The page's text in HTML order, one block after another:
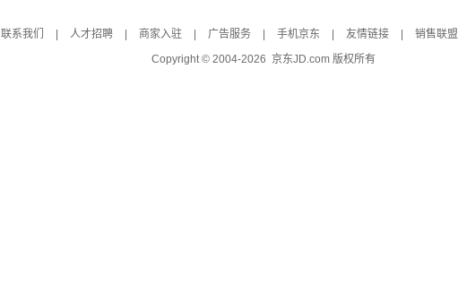
联系我们 人才招聘 商家入驻 广告服务 手机京东 友情链接 销售联盟
Copyright © 2004-2026 京东JD.com 版权所有